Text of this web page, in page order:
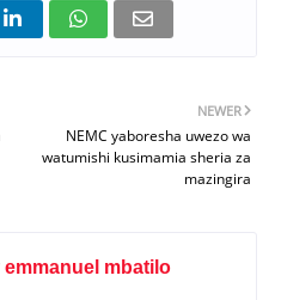
NEWER
NEMC yaboresha uwezo wa
watumishi kusimamia sheria za
mazingira
emmanuel mbatilo